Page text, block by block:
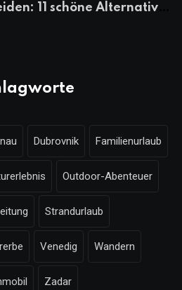
11 schöne Alternativen
Dubrovnik Familienurlaub
Outdoor-Abenteuer
Strandurlaub
Venedig Wandern
Zadar